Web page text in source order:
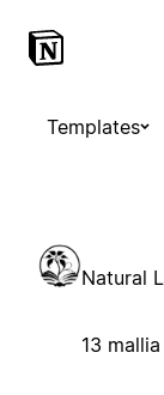
Templates
Natural
13 mallia